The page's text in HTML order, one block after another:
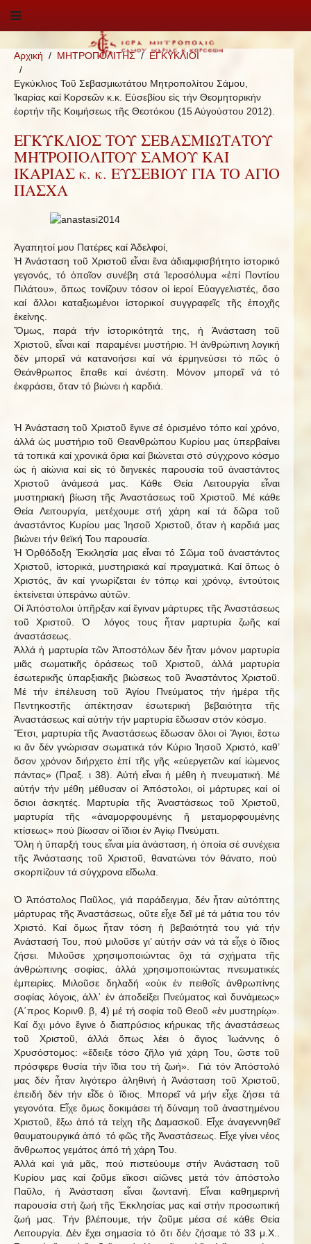
Αρχική ΜΗΤΡΟΠΟΛΙΤΗΣ ΕΓΚΥΚΛΙΟΙ
Εγκύκλιος Τοῦ Σεβασμιωτάτου Μητροπολίτου Σάμου,
Ἰκαρίας καί Κορσεῶν κ.κ. Εὐσεβίου εἰς τήν Θεομητορικήν
ἑορτήν τῆς Κοιμήσεως τῆς Θεοτόκου (15 Αὐγούστου 2012).
ΕΓΚΥΚΛΙΟΣ ΤΟΥ ΣΕΒΑΣΜΙΩΤΑΤΟΥ
ΜΗΤΡΟΠΟΛΙΤΟΥ ΣΑΜΟΥ ΚΑΙ
ΙΚΑΡΙΑΣ κ. κ. ΕΥΣΕΒΙΟΥ ΓΙΑ ΤΟ ΑΓΙΟ
ΠΑΣΧΑ
Ἀγαπητοί μου Πατέρες καί Ἀδελφοί,
Ἡ Ἀνάσταση τοῦ Χριστοῦ εἶναι ἕνα ἀδιαμφισβήτητο ἱστορικό
γεγονός, τό ὁποῖον συνέβη στά Ἱεροσόλυμα «ἐπί Ποντίου
Πιλάτου», ὅπως τονίζουν τόσον οἱ ἱεροί Εὐαγγελιστές, ὅσο
καί ἄλλοι καταξιωμένοι ἱστορικοί συγγραφεῖς τῆς ἐποχῆς
ἐκείνης.
Ὅμως, παρά τήν ἱστορικότητά της, ἡ Ἀνάσταση τοῦ
Χριστοῦ, εἶναι καί παραμένει μυστήριο. Ἡ ἀνθρώπινη λογική
δέν μπορεῖ νά κατανοήσει καί νά ἑρμηνεύσει τό πῶς ὁ
Θεάνθρωπος ἔπαθε καί ἀνέστη. Μόνον μπορεῖ νά τό
ἐκφράσει, ὅταν τό βιώνει ἡ καρδιά.
Ἡ Ἀνάσταση τοῦ Χριστοῦ ἔγινε σέ ὁρισμένο τόπο καί χρόνο,
ἀλλά ὡς μυστήριο τοῦ Θεανθρώπου Κυρίου μας ὑπερβαίνει
τά τοπικά καί χρονικά ὅρια καί βιώνεται στό σύγχρονο κόσμο
ὡς ἡ αἰώνια καί εἰς τό διηνεκές παρουσία τοῦ ἀναστάντος
Χριστοῦ ἀνάμεσά μας. Κάθε Θεία Λειτουργία εἶναι
μυστηριακή βίωση τῆς Ἀναστάσεως τοῦ Χριστοῦ. Μέ κάθε
Θεία Λειτουργία, μετέχουμε στή χάρη καί τά δῶρα τοῦ
ἀναστάντος Κυρίου μας Ἰησοῦ Χριστοῦ, ὅταν ἡ καρδιά μας
βιώνει τήν θεϊκή Του παρουσία.
Ἡ Ὀρθόδοξη Ἐκκλησία μας εἶναι τό Σῶμα τοῦ ἀναστάντος
Χριστοῦ, ἱστορικά, μυστηριακά καί πραγματικά. Καί ὅπως ὁ
Χριστός, ἄν καί γνωρίζεται ἐν τόπῳ καί χρόνῳ, ἐντούτοις
ἐκτείνεται ὑπεράνω αὐτῶν.
Οἱ Ἀπόστολοι ὑπῆρξαν καί ἔγιναν μάρτυρες τῆς Ἀναστάσεως
τοῦ Χριστοῦ. Ὁ λόγος τους ἦταν μαρτυρία ζωῆς καί
ἀναστάσεως.
Ἀλλά ἡ μαρτυρία τῶν Ἀποστόλων δέν ἦταν μόνον μαρτυρία
μιᾶς σωματικῆς ὁράσεως τοῦ Χριστοῦ, ἀλλά μαρτυρία
ἐσωτερικῆς ὑπαρξιακῆς βιώσεως τοῦ Ἀναστάντος Χριστοῦ.
Μέ τήν ἐπέλευση τοῦ Ἁγίου Πνεύματος τήν ἡμέρα τῆς
Πεντηκοστῆς ἀπέκτησαν ἐσωτερική βεβαιότητα τῆς
Ἀναστάσεως καί αὐτήν τήν μαρτυρία ἔδωσαν στόν κόσμο.
Ἔτσι, μαρτυρία τῆς Ἀναστάσεως ἔδωσαν ὅλοι οἱ Ἅγιοι, ἔστω
κι ἄν δέν γνώρισαν σωματικά τόν Κύριο Ἰησοῦ Χριστό, καθ’
ὅσον χρόνον διήρχετο ἐπί τῆς γῆς «εὐεργετῶν καί ἰώμενος
πάντας» (Πραξ. ι 38). Αὐτή εἶναι ἡ μέθη ἡ πνευματική. Μέ
αὐτήν τήν μέθη μέθυσαν οἱ Ἀπόστολοι, οἱ μάρτυρες καί οἱ
ὅσιοι ἀσκητές. Μαρτυρία τῆς Ἀναστάσεως τοῦ Χριστοῦ,
μαρτυρία τῆς «ἀναμορφουμένης ἤ μεταμορφουμένης
κτίσεως» πού βίωσαν οἱ ἴδιοι ἐν Ἁγίῳ Πνεύματι.
Ὅλη ἡ ὕπαρξή τους εἶναι μία ἀνάσταση, ἡ ὁποία σέ συνέχεια
τῆς Ἀνάστασης τοῦ Χριστοῦ, θανατώνει τόν θάνατο, πού
σκορπίζουν τά σύγχρονα εἴδωλα.
Ὁ Ἀπόστολος Παῦλος, γιά παράδειγμα, δέν ἦταν αὐτόπτης
μάρτυρας τῆς Ἀναστάσεως, οὔτε εἶχε δεῖ μέ τά μάτια του τόν
Χριστό. Καί ὅμως ἦταν τόση ἡ βεβαιότητά του γιά τήν
Ἀνάστασή Του, πού μιλοῦσε γι’ αὐτήν σάν νά τά εἶχε ὁ ἴδιος
ζήσει. Μιλοῦσε χρησιμοποιώντας ὄχι τά σχήματα τῆς
ἀνθρώπινης σοφίας, ἀλλά χρησιμοποιώντας πνευματικές
ἐμπειρίες. Μιλοῦσε δηλαδή «οὐκ ἐν πειθοῖς ἀνθρωπίνης
σοφίας λόγοις, ἀλλ᾿ ἐν ἀποδείξει Πνεύματος καὶ δυνάμεως»
(Α΄προς Κορινθ. β, 4) μέ τή σοφία τοῦ Θεοῦ «ἐν μυστηρίῳ».
Καί ὄχι μόνο ἔγινε ὁ διαπρύσιος κήρυκας τῆς ἀναστάσεως
τοῦ Χριστοῦ, ἀλλά ὅπως λέει ὁ ἅγιος Ἰωάννης ὁ
Χρυσόστομος: «ἔδειξε τόσο ζῆλο γιά χάρη Του, ὥστε τοῦ
πρόσφερε θυσία τήν ἴδια του τή ζωή». Γιά τόν Ἀπόστολό
μας δέν ἦταν λιγότερο ἀληθινή ἡ Ἀνάσταση τοῦ Χριστοῦ,
ἐπειδή δέν τήν εἶδε ὁ ἴδιος. Μπορεῖ νά μήν εἶχε ζήσει τά
γεγονότα. Εἶχε ὅμως δοκιμάσει τή δύναμη τοῦ ἀναστημένου
Χριστοῦ, ἔξω ἀπό τά τείχη τῆς Δαμασκοῦ. Εἶχε ἀναγεννηθεῖ
θαυματουργικά ἀπό τό φῶς τῆς Ἀναστάσεως. Εἶχε γίνει νέος
ἄνθρωπος γεμάτος ἀπό τή χάρη Του.
Ἀλλά καί γιά μᾶς, πού πιστεύουμε στήν Ἀνάσταση τοῦ
Κυρίου μας καί ζοῦμε εἴκοσι αἰῶνες μετά τόν ἀπόστολο
Παῦλο, ἡ Ἀνάσταση εἶναι ζωντανή. Εἶναι καθημερινή
παρουσία στή ζωή τῆς Ἐκκλησίας μας καί στήν προσωπική
ζωή μας. Τήν βλέπουμε, τήν ζοῦμε μέσα σέ κάθε Θεία
Λειτουργία. Δέν ἔχει σημασία τό ὅτι δέν ζήσαμε τό 33 μ.Χ..